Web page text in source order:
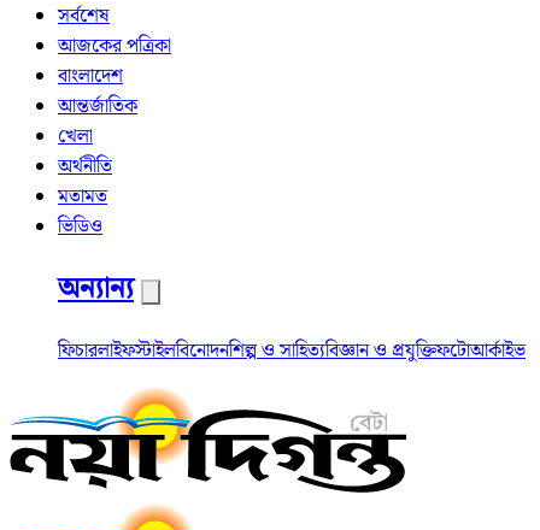
সর্বশেষ
আজকের পত্রিকা
বাংলাদেশ
আন্তর্জাতিক
খেলা
অর্থনীতি
মতামত
ভিডিও
অন্যান্য
ফিচারলাইফস্টাইলবিনোদনশিল্প ও সাহিত্যবিজ্ঞান ও প্রযুক্তিফটোআর্কাইভ